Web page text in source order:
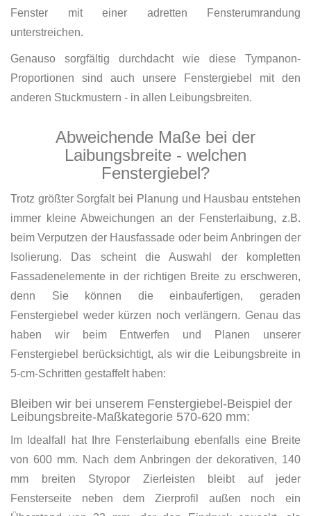
Fenster mit einer adretten Fensterumrandung
unterstreichen.
Genauso sorgfältig durchdacht wie diese Tympanon-
Proportionen sind auch unsere Fenstergiebel mit den
anderen Stuckmustern - in allen Leibungsbreiten.
Abweichende Maße bei der
Laibungsbreite - welchen
Fenstergiebel?
Trotz größter Sorgfalt bei Planung und Hausbau entstehen
immer kleine Abweichungen an der Fensterlaibung, z.B.
beim Verputzen der Hausfassade oder beim Anbringen der
Isolierung. Das scheint die Auswahl der kompletten
Fassadenelemente in der richtigen Breite zu erschweren,
denn Sie können die einbaufertigen, geraden
Fenstergiebel weder kürzen noch verlängern. Genau das
haben wir beim Entwerfen und Planen unserer
Fenstergiebel berücksichtigt, als wir die Leibungsbreite in
5-cm-Schritten gestaffelt haben:
Bleiben wir bei unserem Fenstergiebel-Beispiel der
Leibungsbreite-Maßkategorie 570-620 mm:
Im Idealfall hat Ihre Fensterlaibung ebenfalls eine Breite
von 600 mm. Nach dem Anbringen der dekorativen, 140
mm breiten Styropor Zierleisten bleibt auf jeder
Fensterseite neben dem Zierprofil außen noch ein